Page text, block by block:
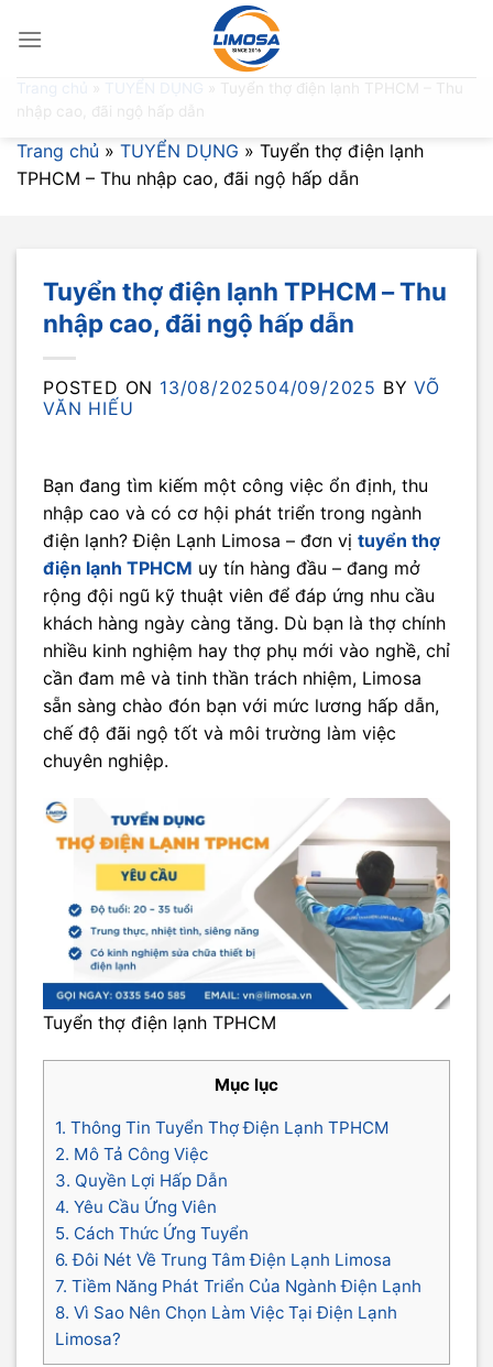
Tuyển thợ điện lạnh TPHCM – Thu
nhập cao, đãi ngộ hấp dẫn
Trang chủ » TUYỂN DỤNG » Tuyển thợ điện lạnh
TPHCM – Thu nhập cao, đãi ngộ hấp dẫn
Tuyển thợ điện lạnh TPHCM – Thu
nhập cao, đãi ngộ hấp dẫn
POSTED ON 13/08/202504/09/2025 BYVÕ
VĂN HIẾU
Bạn đang tìm kiếm một công việc ổn định, thu
nhập cao và có cơ hội phát triển trong ngành
điện lạnh? Điện Lạnh Limosa – đơn vị tuyển thợ
điện lạnh TPHCM uy tín hàng đầu – đang mở
rộng đội ngũ kỹ thuật viên để đáp ứng nhu cầu
khách hàng ngày càng tăng. Dù bạn là thợ chính
nhiều kinh nghiệm hay thợ phụ mới vào nghề, chỉ
cần đam mê và tinh thần trách nhiệm, Limosa
sẵn sàng chào đón bạn với mức lương hấp dẫn,
chế độ đãi ngộ tốt và môi trường làm việc
chuyên nghiệp.
Tuyển thợ điện lạnh TPHCM
Mục lục
1. Thông Tin Tuyển Thợ Điện Lạnh TPHCM
2. Mô Tả Công Việc
3. Quyền Lợi Hấp Dẫn
4. Yêu Cầu Ứng Viên
5. Cách Thức Ứng Tuyển
6. Đôi Nét Về Trung Tâm Điện Lạnh Limosa
7. Tiềm Năng Phát Triển Của Ngành Điện Lạnh
8. Vì Sao Nên Chọn Làm Việc Tại Điện Lạnh
Limosa?